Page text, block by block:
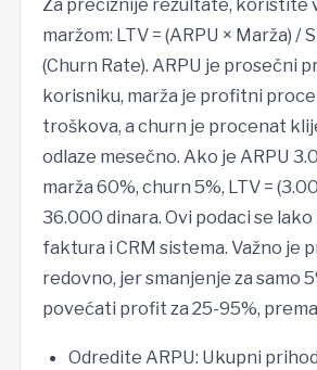
Za preciznije rezultate, koristite
maržom: LTV = (ARPU × Marža) /
(Churn Rate). ARPU je prosečni
korisniku, marža je profitni
troškova, a churn je procenat
odlaze mesečno. Ako je ARPU
marža 60%, churn 5%, LTV =
36.000 dinara. Ovi podaci se lako
faktura i CRM sistema. Važno je
redovno, jer smanjenje za samo
povećati profit za 25-95%,
Odredite ARPU: Ukupni